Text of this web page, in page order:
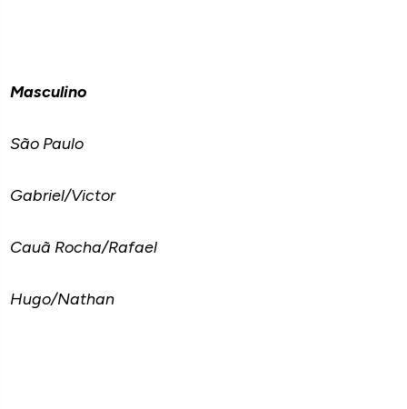
Masculino
São Paulo
Gabriel/Victor
Cauã Rocha/Rafael
Hugo/Nathan